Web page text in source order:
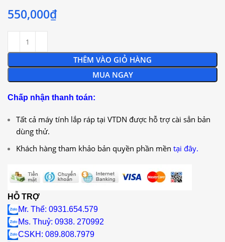
550,000₫
THÊM VÀO GIỎ HÀNG
MUA NGAY
Chấp nhận thanh toán:
Tất cả máy tính lắp ráp tại VTDN được hỗ trợ cài sẳn bản
dùng thử.
Khách hàng tham khảo bản quyền phần mền tại đây.
HỖ TRỢ
Mr. Thể: 0931.654.579
Ms. Thuỷ: 0938. 270992
CSKH: 089.808.7979